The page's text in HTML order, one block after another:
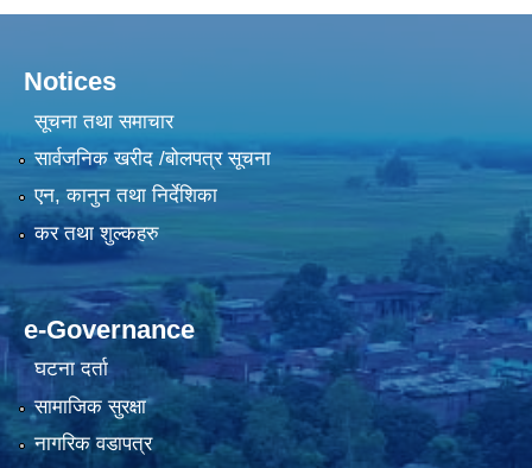
Notices
सूचना तथा समाचार
सार्वजनिक खरीद /बोलपत्र सूचना
एन, कानुन तथा निर्देशिका
कर तथा शुल्कहरु
e-Governance
घटना दर्ता
सामाजिक सुरक्षा
नागरिक वडापत्र